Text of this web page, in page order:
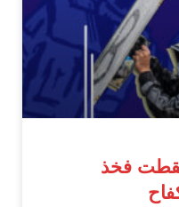
إن سقطت فخذ